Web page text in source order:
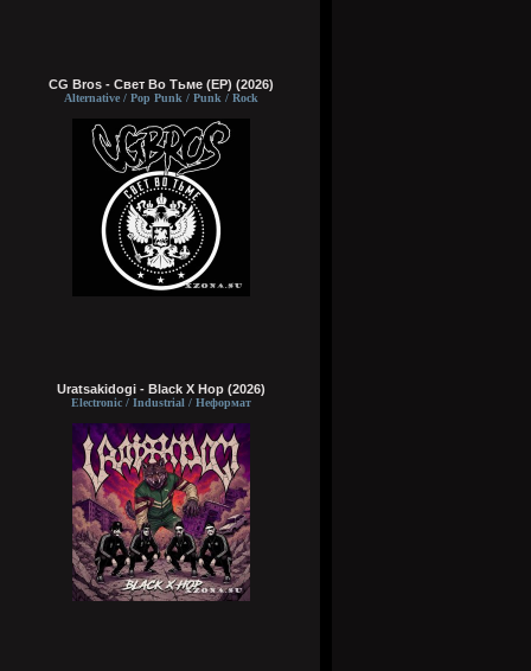
CG Bros - Свет Во Тьме (EP) (2026)
Alternative / Pop Punk / Punk / Rock
Uratsakidogi - Black X Hop (2026)
Electronic / Industrial / Неформат